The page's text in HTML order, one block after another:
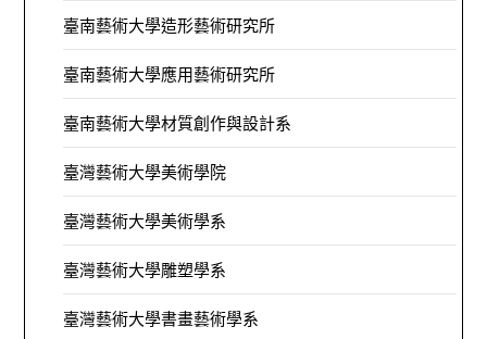
臺南藝術大學造形藝術研究所
臺南藝術大學應用藝術研究所
臺南藝術大學材質創作與設計系
臺灣藝術大學美術學院
臺灣藝術大學美術學系
臺灣藝術大學雕塑學系
臺灣藝術大學書畫藝術學系